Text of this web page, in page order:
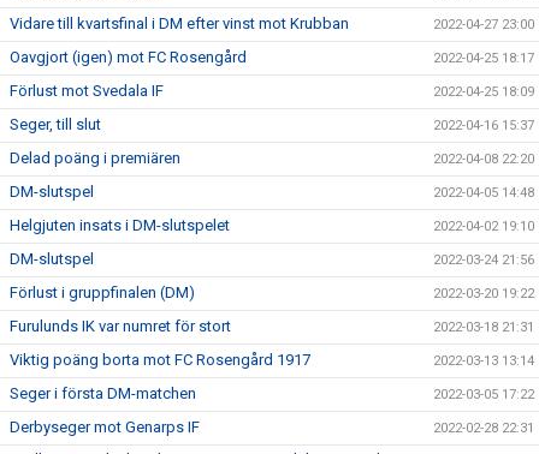
Vidare till kvartsfinal i DM efter vinst mot Krubban 2022-04-27 23:00
Oavgjort (igen) mot FC Rosengård 2022-04-25 18:17
Förlust mot Svedala IF 2022-04-25 18:09
Seger, till slut 2022-04-16 15:37
Delad poäng i premiären 2022-04-08 22:20
DM-slutspel 2022-04-05 14:48
Helgjuten insats i DM-slutspelet 2022-04-02 19:10
DM-slutspel 2022-03-24 21:56
Förlust i gruppfinalen (DM) 2022-03-20 19:22
Furulunds IK var numret för stort 2022-03-18 21:31
Viktig poäng borta mot FC Rosengård 1917 2022-03-13 13:14
Seger i första DM-matchen 2022-03-05 17:22
Derbyseger mot Genarps IF 2022-02-28 22:31